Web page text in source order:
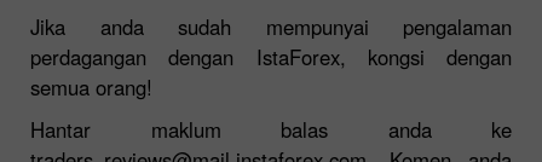
Jika anda sudah mempunyai pengalaman
perdagangan dengan IstaForex, kongsi dengan
semua orang!
Hantar maklum balas anda ke